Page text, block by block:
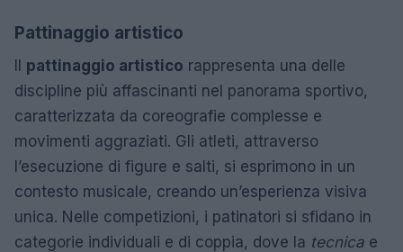
Pattinaggio artistico
Il pattinaggio artistico rappresenta una delle
discipline più affascinanti nel panorama sportivo,
caratterizzata da coreografie complesse e
movimenti aggraziati. Gli atleti, attraverso
l’esecuzione di figure e salti, si esprimono in un
contesto musicale, creando un’esperienza visiva
unica. Nelle competizioni, i patinatori si sfidano in
categorie individuali e di coppia, dove la tecnica e